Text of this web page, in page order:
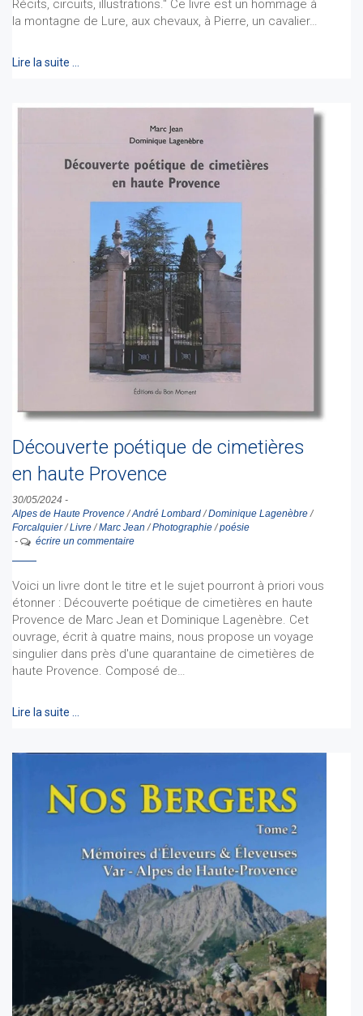
Récits, circuits, illustrations." Ce livre est un hommage à
la montagne de Lure, aux chevaux, à Pierre, un cavalier…
Lire la suite …
Découverte poétique de cimetières
en haute Provence
30/05/2024 -
Alpes de Haute Provence/André Lombard/Dominique Lagenèbre/
Forcalquier/Livre/Marc Jean /Photographie/poésie
-
écrire un commentaire
Voici un livre dont le titre et le sujet pourront à priori vous
étonner : Découverte poétique de cimetières en haute
Provence de Marc Jean et Dominique Lagenèbre. Cet
ouvrage, écrit à quatre mains, nous propose un voyage
singulier dans près d'une quarantaine de cimetières de
haute Provence. Composé de…
Lire la suite …